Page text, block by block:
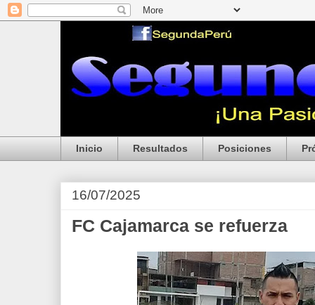
Inicio Resultados Posiciones
16/07/2025
FC Cajamarca se refuerza